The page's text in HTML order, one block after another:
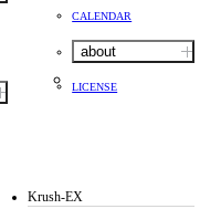
CALENDAR
about
LICENSE
Krush-EX